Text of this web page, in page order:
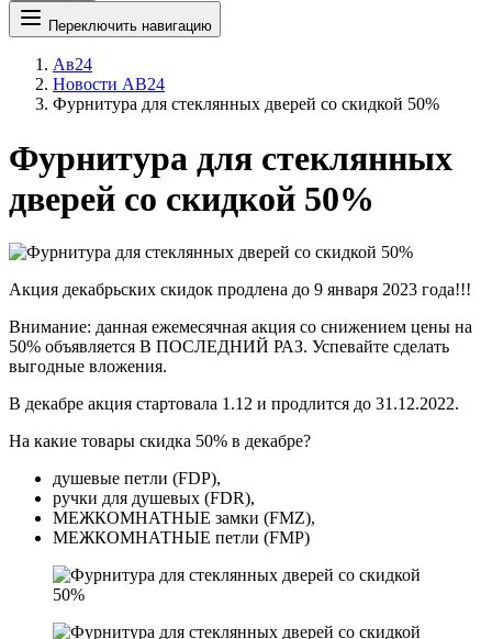
Переключить навигацию
Ав24
Новости АВ24
Фурнитура для стеклянных дверей со скидкой 50%
Фурнитура для стеклянных
дверей со скидкой 50%
Акция декабрьских скидок продлена до 9 января 2023 года!!!
Внимание: данная ежемесячная акция со снижением цены на
50% объявляется В ПОСЛЕДНИЙ РАЗ. Успевайте сделать
выгодные вложения.
В декабре акция стартовала 1.12 и продлится до 31.12.2022.
На какие товары скидка 50% в декабре?
душевые петли (FDP),
ручки для душевых (FDR),
МЕЖКОМНАТНЫЕ замки (FMZ),
МЕЖКОМНАТНЫЕ петли (FMP)